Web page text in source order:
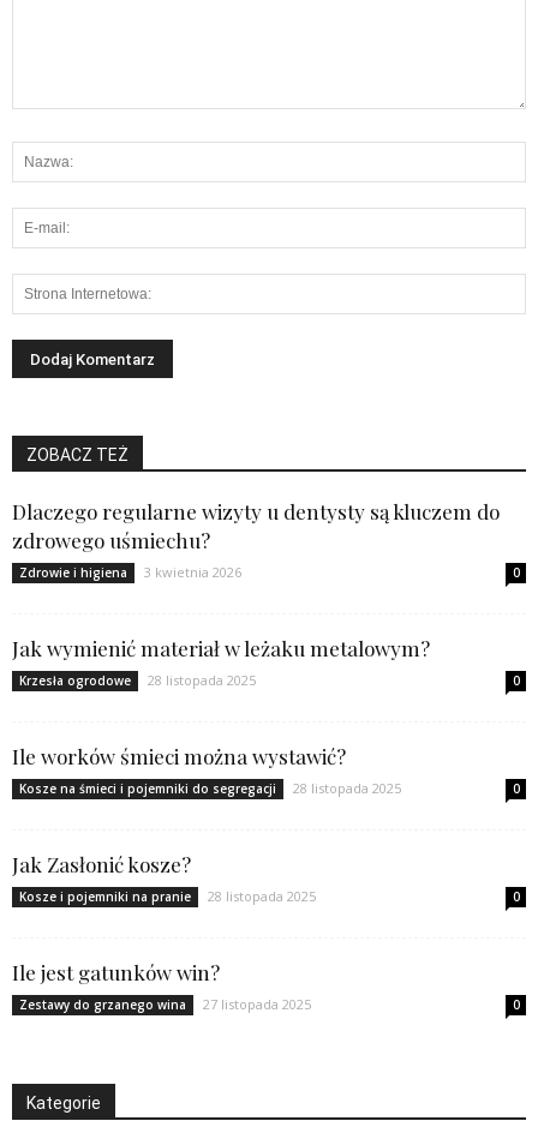
ZOBACZ TEŻ
Dlaczego regularne wizyty u dentysty są kluczem do
zdrowego uśmiechu?
Zdrowie i higiena 3 kwietnia 2026 0
Jak wymienić materiał w leżaku metalowym?
Krzesła ogrodowe 28 listopada 2025 0
Ile worków śmieci można wystawić?
Kosze na śmieci i pojemniki do segregacji 28 listopada 2025 0
Jak Zasłonić kosze?
Kosze i pojemniki na pranie 28 listopada 2025 0
Ile jest gatunków win?
Zestawy do grzanego wina 27 listopada 2025 0
Kategorie